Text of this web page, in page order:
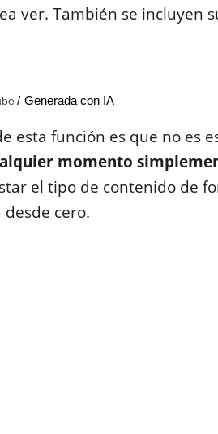
ver. También se incluyen
Generada con IA
esta función es que no es
momento
el tipo de contenido de
cero.